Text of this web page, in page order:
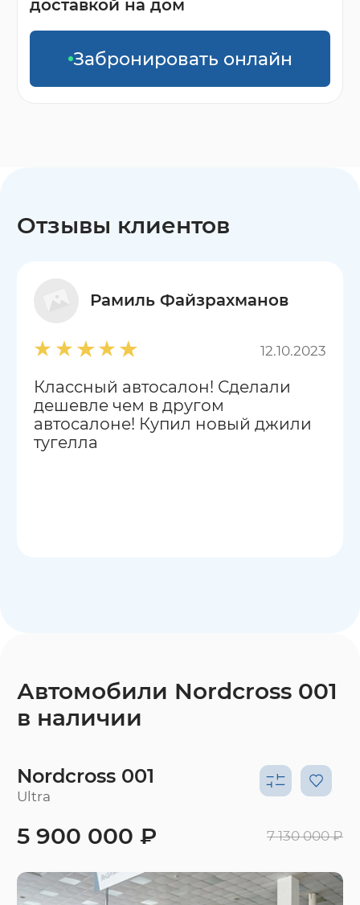
доставкой на дом
Забронировать онлайн
Отзывы клиентов
Рамиль Файзрахманов
12.10.2023
Классный автосалон! Сделали
дешевле чем в другом
автосалоне! Купил новый джили
тугелла
Автомобили Nordcross 001
в наличии
Nordcross 001
Ultra
5 900 000 ₽ 7 130 000 ₽